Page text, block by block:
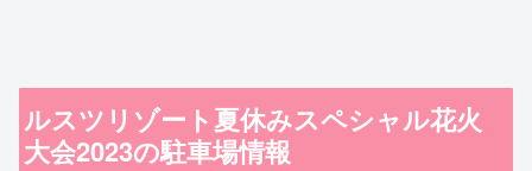
ルスツリゾート夏休みスペシャル花火
大会2023の駐車場情報